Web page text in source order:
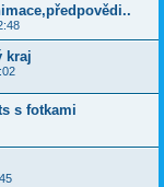
kraj
s fotkami